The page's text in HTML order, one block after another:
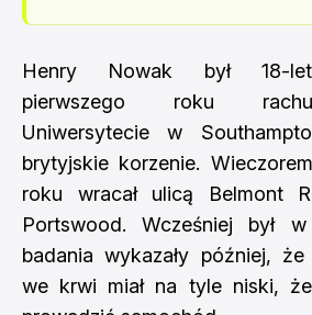
Henry Nowak był 18-
pierwszego roku
Uniwersytecie w
brytyjskie korzenie.
roku wracał ulicą Belmont
Portswood. Wcześniej był
badania wykazały później,
we krwi miał na tyle niski,